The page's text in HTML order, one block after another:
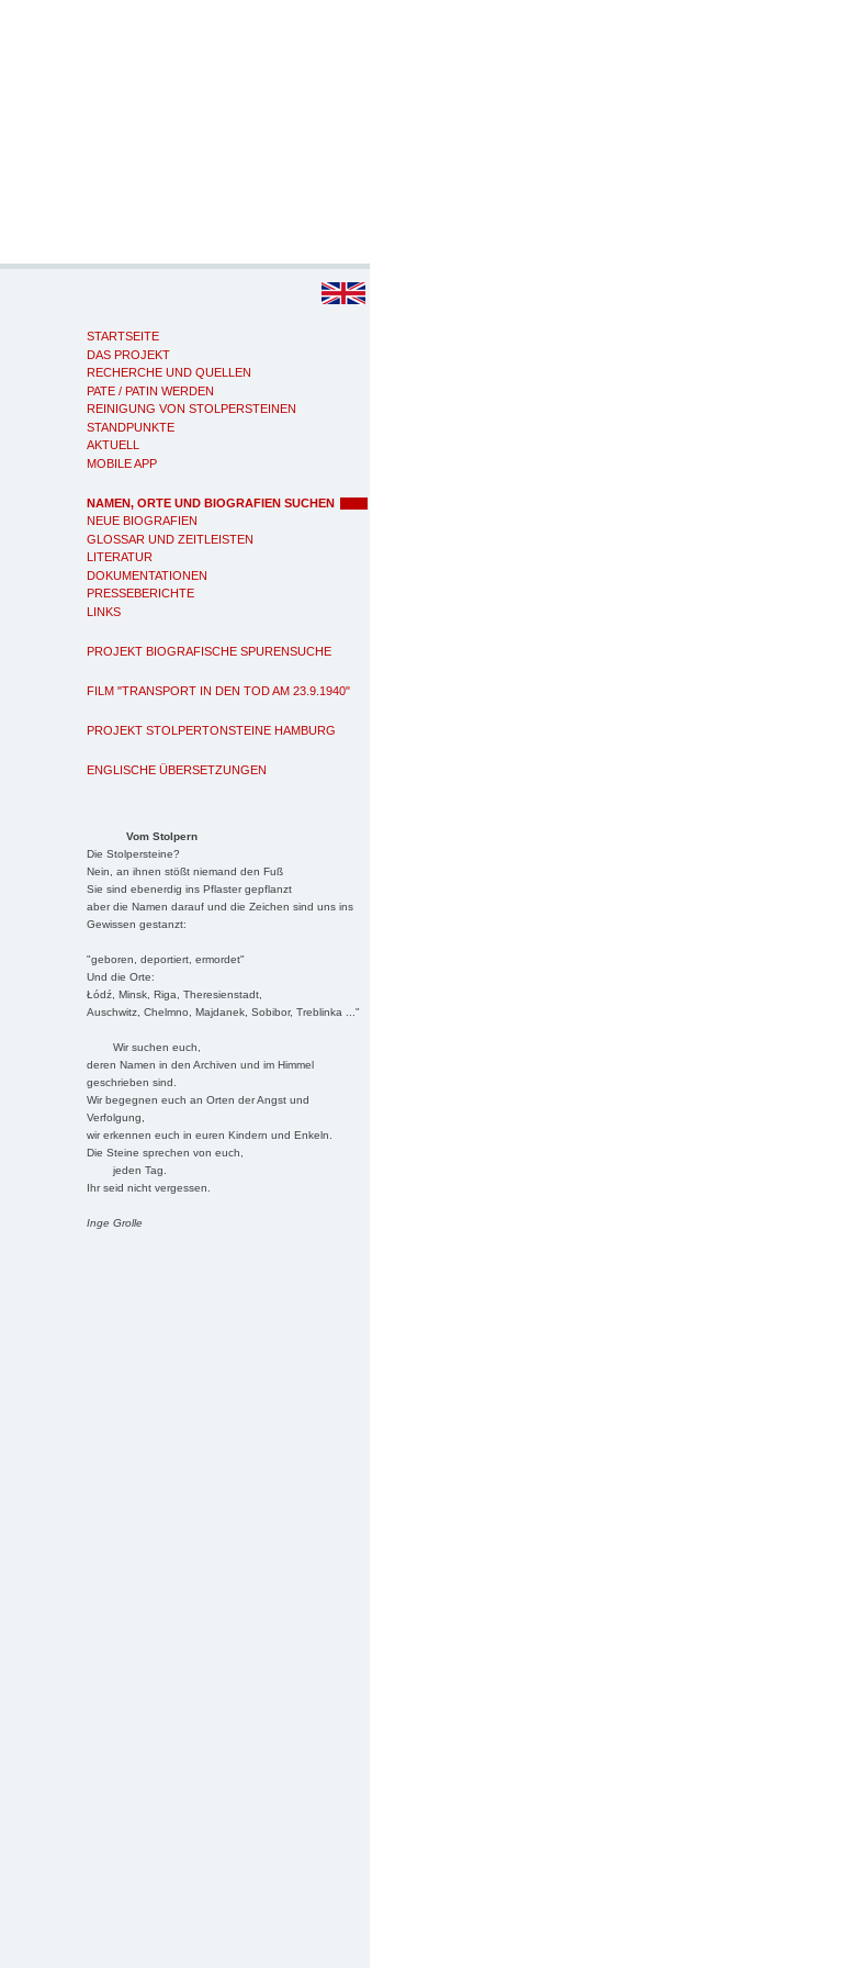
STARTSEITE
DAS PROJEKT
RECHERCHE UND QUELLEN
PATE / PATIN WERDEN
REINIGUNG VON STOLPERSTEINEN
STANDPUNKTE
AKTUELL
MOBILE APP
NAMEN, ORTE UND BIOGRAFIEN SUCHEN
NEUE BIOGRAFIEN
GLOSSAR UND ZEITLEISTEN
LITERATUR
DOKUMENTATIONEN
PRESSEBERICHTE
LINKS
PROJEKT BIOGRAFISCHE SPURENSUCHE
FILM "TRANSPORT IN DEN TOD AM 23.9.1940"
PROJEKT STOLPERTONSTEINE HAMBURG
ENGLISCHE ÜBERSETZUNGEN
Vom Stolpern
Die Stolpersteine?
Nein, an ihnen stößt niemand den Fuß
Sie sind ebenerdig ins Pflaster gepflanzt
aber die Namen darauf und die Zeichen sind uns ins
Gewissen gestanzt:
"geboren, deportiert, ermordet"
Und die Orte:
Łódź, Minsk, Riga, Theresienstadt,
Auschwitz, Chelmno, Majdanek, Sobibor, Treblinka ..."
Wir suchen euch,
deren Namen in den Archiven und im Himmel
geschrieben sind.
Wir begegnen euch an Orten der Angst und
Verfolgung,
wir erkennen euch in euren Kindern und Enkeln.
Die Steine sprechen von euch,
jeden Tag.
Ihr seid nicht vergessen.
Inge Grolle